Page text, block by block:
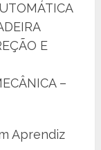
E
–
Aprendiz